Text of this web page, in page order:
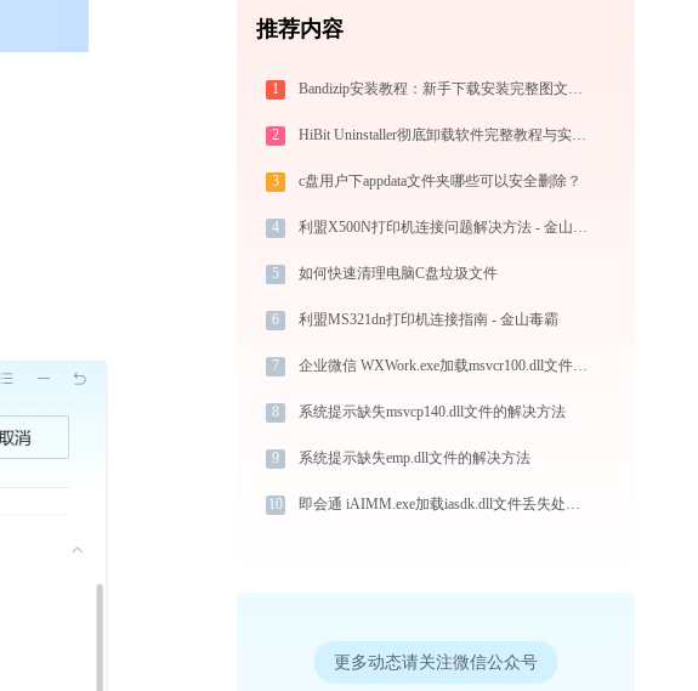
推荐内容
1 Bandizip安装教程：新手下载安装完整图文指南
2 HiBit Uninstaller彻底卸载软件完整教程与实战方案
3 c盘用户下appdata文件夹哪些可以安全删除？
4 利盟X500N打印机连接问题解决方法 - 金山毒霸
5 如何快速清理电脑C盘垃圾文件
6 利盟MS321dn打印机连接指南 - 金山毒霸
7 企业微信 WXWork.exe加载msvcr100.dll文件丢失处理办法
8 系统提示缺失msvcp140.dll文件的解决方法
9 系统提示缺失emp.dll文件的解决方法
10 即会通 iAIMM.exe加载iasdk.dll文件丢失处理办法
更多动态请关注微信公众号